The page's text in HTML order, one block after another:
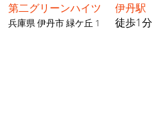
第二グリーンハイツ
兵庫県 伊丹市 緑ケ丘 1
伊丹駅
徒歩1分